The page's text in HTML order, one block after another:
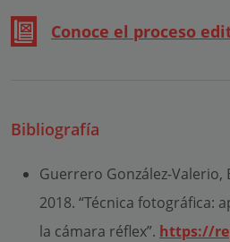
Conoce el proceso
Bibliografía
Guerrero González-Valerio,
2018. “Técnica fotográfica:
la cámara réflex”. https://